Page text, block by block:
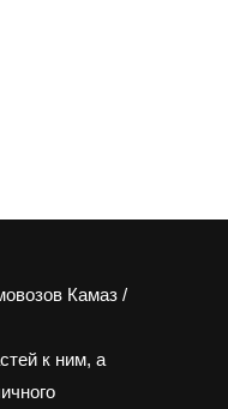
Камаз /
к ним, а